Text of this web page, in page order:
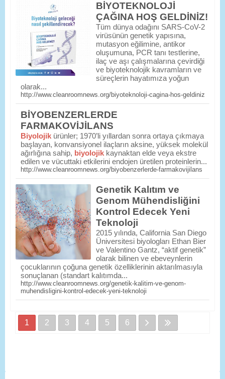
BİYOTEKNOLOJİ
ÇAĞINA HOŞ GELDİNİZ!
Tüm dünya odağını SARS-CoV-2
virüsünün genetik yapısına,
mutasyon eğilimine, antikor
oluşumuna, PCR tanı testlerine,
ilaç ve aşı çalışmalarına çevirdiği
ve biyoteknolojik kavramların ve
süreçlerin hayatımıza yoğun
olarak...
http://www.cleanroomnews.org/biyoteknoloji-cagina-hos-geldiniz
BİYOBENZERLERDE
FARMAKOVİJİLANS
Biyolojik ürünler; 1970’li yıllardan sonra ortaya çıkmaya
başlayan, konvansiyonel ilaçların aksine, yüksek molekül
ağırlığına sahip, biyolojik kaynaktan elde veya ekstre
edilen ve vücuttaki etkilerini endojen üretilen proteinlerin...
http://www.cleanroomnews.org/biyobenzerlerde-farmakovijilans
Genetik Kalıtım ve
Genom Mühendisliğini
Kontrol Edecek Yeni
Teknoloji
2015 yılında, California San Diego
Üniversitesi biyologları Ethan Bier
ve Valentino Gantz, “aktif genetik”
olarak bilinen ve ebeveynlerin
çocuklarının çoğuna genetik özelliklerinin aktarılmasıyla
sonuçlanan (standart kalıtımda...
http://www.cleanroomnews.org/genetik-kalitim-ve-genom-
muhendisligini-kontrol-edecek-yeni-teknoloji
1 2 3 4 5 6